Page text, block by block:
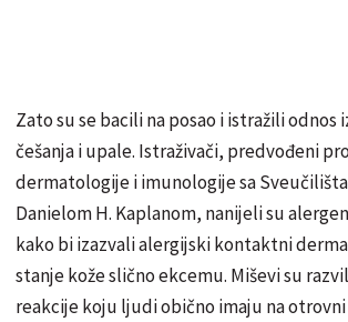
Zato su se bacili na posao i istražili odnos
češanja i upale. Istraživači, predvođeni
dermatologije i imunologije sa
Danielom H. Kaplanom, nanijeli su
kako bi izazvali alergijski kontaktni
stanje kože slično ekcemu. Miševi su
reakcije koju ljudi obično imaju na